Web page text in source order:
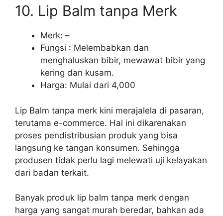
10. Lip Balm tanpa Merk
Merk: –
Fungsi : Melembabkan dan
menghaluskan bibir, mewawat bibir yang
kering dan kusam.
Harga: Mulai dari 4,000
Lip Balm tanpa merk kini merajalela di pasaran,
terutama e-commerce. Hal ini dikarenakan
proses pendistribusian produk yang bisa
langsung ke tangan konsumen. Sehingga
produsen tidak perlu lagi melewati uji kelayakan
dari badan terkait.
Banyak produk lip balm tanpa merk dengan
harga yang sangat murah beredar, bahkan ada